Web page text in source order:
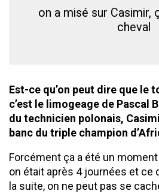
on a misé sur Casimir,
cheval
Est-ce qu’on peut dire que le
c’est le limogeage de Pascal
du technicien polonais,
banc du triple champion
Forcément ça a été un
on était après 4 journées et ce
la suite, on ne peut pas se